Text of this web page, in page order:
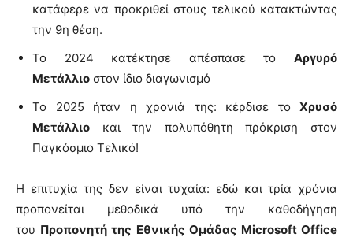
κατάφερε να προκριθεί στους τελικού κατακτώντας
την 9η θέση.
Το 2024 κατέκτησε απέσπασε το Αργυρό
Μετάλλιο στον ίδιο διαγωνισμό
Το 2025 ήταν η χρονιά της: κέρδισε το Χρυσό
Μετάλλιο και την πολυπόθητη πρόκριση στον
Παγκόσμιο Τελικό!
Η επιτυχία της δεν είναι τυχαία: εδώ και τρία χρόνια
προπονείται μεθοδικά υπό την καθοδήγηση
του Προπονητή της Εθνικής Ομάδας Microsoft Office